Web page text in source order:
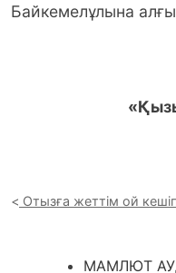
Байкемелұлына
«
Отызға жеттім ой
МАМЛЮТ